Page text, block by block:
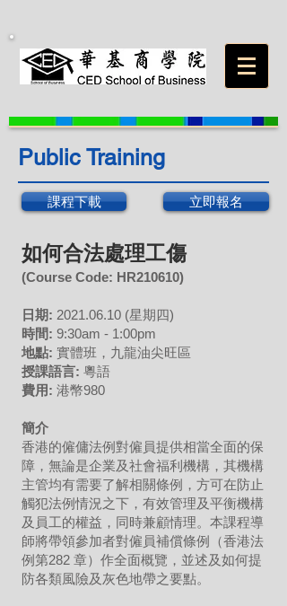
Public Training
課程下載 立即報名
如何合法處理工傷
(Course Code: HR210610)
日期: 2021.06.10 (星期四)
時間: 9:30am - 1:00pm
地點: 實體班，九龍油尖旺區
授課語言: 粵語
費用: 港幣980
簡介
香港的僱傭法例對僱員提供相當全面的保
障，無論是企業及社會福利機構，其機構
主管均有需要了解相關條例，方可在防止
觸犯法例情況之下，有效管理及平衡機構
及員工的權益，同時兼顧情理。本課程導
師將帶領參加者對僱員補償條例（香港法
例第282 章）作全面概覽，並述及如何提
防各類風險及灰色地帶之要點。